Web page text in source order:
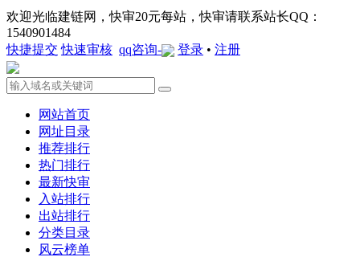
欢迎光临建链网，快审20元每站，快审请联系站长QQ：
1540901484
快捷提交 快速审核 qq咨询- 登录 • 注册
网站首页
网址目录
推荐排行
热门排行
最新快审
入站排行
出站排行
分类目录
风云榜单